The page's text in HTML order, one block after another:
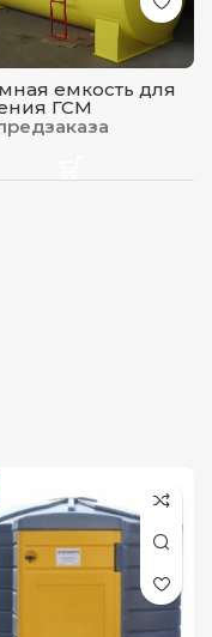
ШЛАНГА, М
емкость для
ГСМ